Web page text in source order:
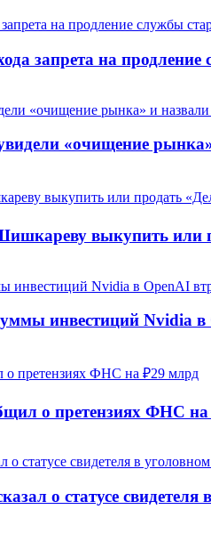
запрета на
«очищение
выкупить или
инвестиций Nvidia в
о претензиях ФНС
о статусе свидетеля